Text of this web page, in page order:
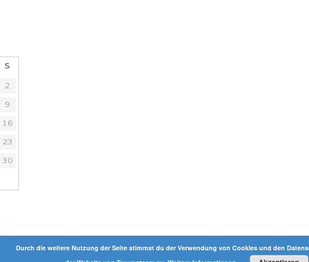
S
2
9
16
23
30
Durch die weitere Nutzung der Seite stimmst du der Verwendung von Cookies und den